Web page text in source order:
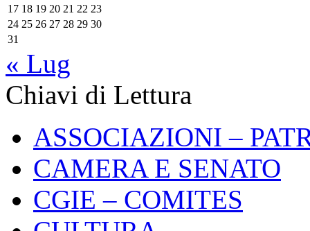
17 18 19 20 21 22 23
24 25 26 27 28 29 30
31
« Lug
Chiavi di Lettura
ASSOCIAZIONI –
CAMERA E SENATO
CGIE – COMITES